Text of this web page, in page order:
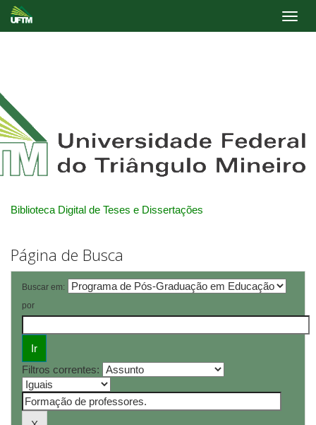
Biblioteca Digital de Teses e Dissertações
Página de Busca
Buscar em:
por
Filtros correntes: